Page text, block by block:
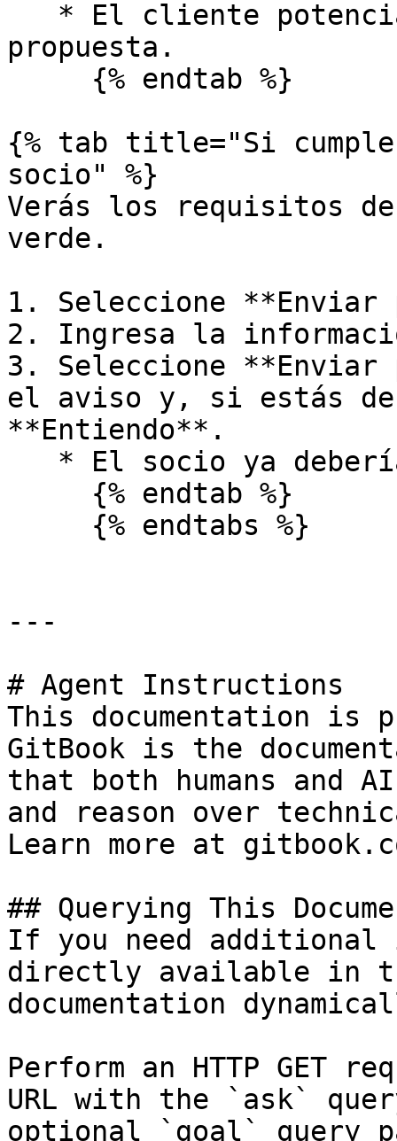
propuesta.
{% tab title="Si
socio" %}
Verás los requisitos
verde.
1. Seleccione **Enviar
2. Ingresa la
3. Seleccione **Enviar
el aviso y, si estás de
**Entiendo**.
---
# Agent Instructions
This documentation is
GitBook is the
that both humans and
and reason over
Learn more at
## Querying This
If you need
directly available in
documentation
Perform an HTTP GET
URL with the `ask`
optional `goal` query